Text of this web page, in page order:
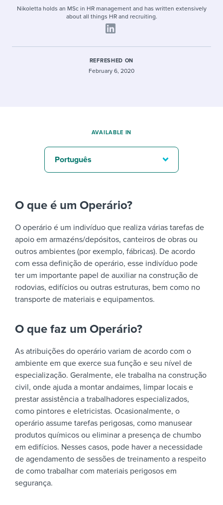
Nikoletta holds an MSc in HR management and has written extensively
about all things HR and recruiting.
REFRESHED ON
February 6, 2020
O que é um Operário?
O operário é um indivíduo que realiza várias tarefas de
apoio em armazéns/depósitos, canteiros de obras ou
outros ambientes (por exemplo, fábricas). De acordo
com essa definição de operário, esse indivíduo pode
ter um importante papel de auxiliar na construção de
rodovias, edifícios ou outras estruturas, bem como no
transporte de materiais e equipamentos.
O que faz um Operário?
As atribuições do operário variam de acordo com o
ambiente em que exerce sua função e seu nível de
especialização. Geralmente, ele trabalha na construção
civil, onde ajuda a montar andaimes, limpar locais e
prestar assistência a trabalhadores especializados,
como pintores e eletricistas. Ocasionalmente, o
operário assume tarefas perigosas, como manusear
produtos químicos ou eliminar a presença de chumbo
em edifícios. Nesses casos, pode haver a necessidade
de agendamento de sessões de treinamento a respeito
de como trabalhar com materiais perigosos em
segurança.
AVAILABLE IN
Português